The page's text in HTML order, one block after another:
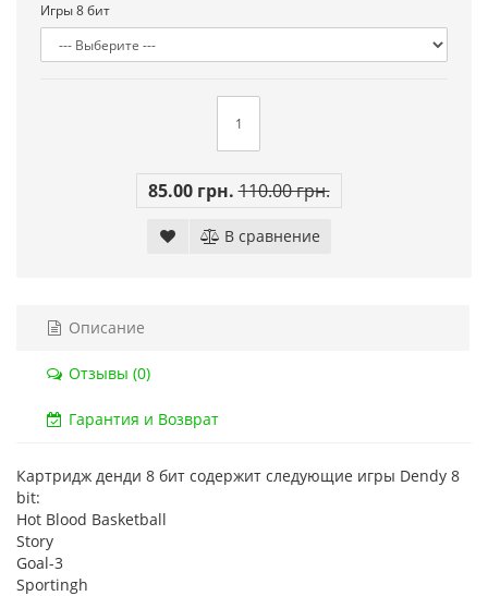
Сега Мега Драйв 2 (ОРИГИНАЛЬНОЕ
Код товара:832
79 отзывов
Сега МД 1 HD
Игры 8 бит
85.00 грн. 110.00 грн.
В сравнение
Описание
Отзывы (0)
Гарантия и Возврат
Картридж денди 8 бит содержит следующие игры Dendy 8
bit:
Hot Blood Basketball
Story
Goal-3
Sportingh